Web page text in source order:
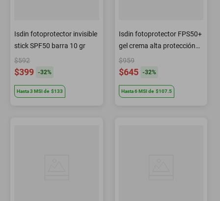
Isdin fotoprotector invisible
stick SPF50 barra 10 gr
$592
$399 -32%
Hasta3 MSIde $133
Isdin fotoprotector FPS50+
gel crema alta protección
solar familiar 250 ml
$959
$645 -32%
Hasta6MSIde $107.5